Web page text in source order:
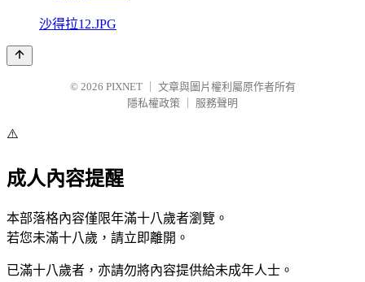
沙得拉12.JPG
© 2026 PIXNET
文章與圖片權利屬原作者所有
隱私權政策
服務聲明
⚠️
成人內容提醒
本部落格內容僅限年滿十八歲者瀏覽。
若您未滿十八歲，請立即離開。
已滿十八歲者，亦請勿將內容提供給未成年人士。